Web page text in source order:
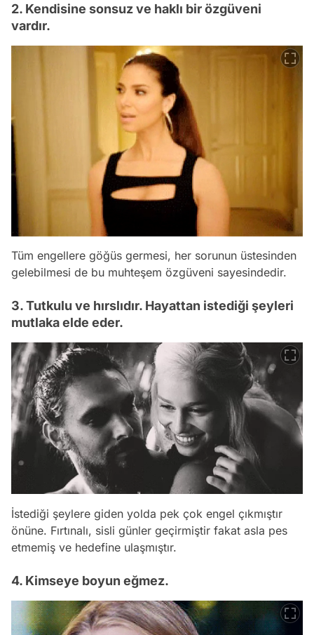
2. Kendisine sonsuz ve haklı bir özgüveni
vardır.
Tüm engellere göğüs germesi, her sorunun üstesinden
gelebilmesi de bu muhteşem özgüveni sayesindedir.
3. Tutkulu ve hırslıdır. Hayattan istediği şeyleri
mutlaka elde eder.
İstediği şeylere giden yolda pek çok engel çıkmıştır
önüne. Fırtınalı, sisli günler geçirmiştir fakat asla pes
etmemiş ve hedefine ulaşmıştır.
4. Kimseye boyun eğmez.